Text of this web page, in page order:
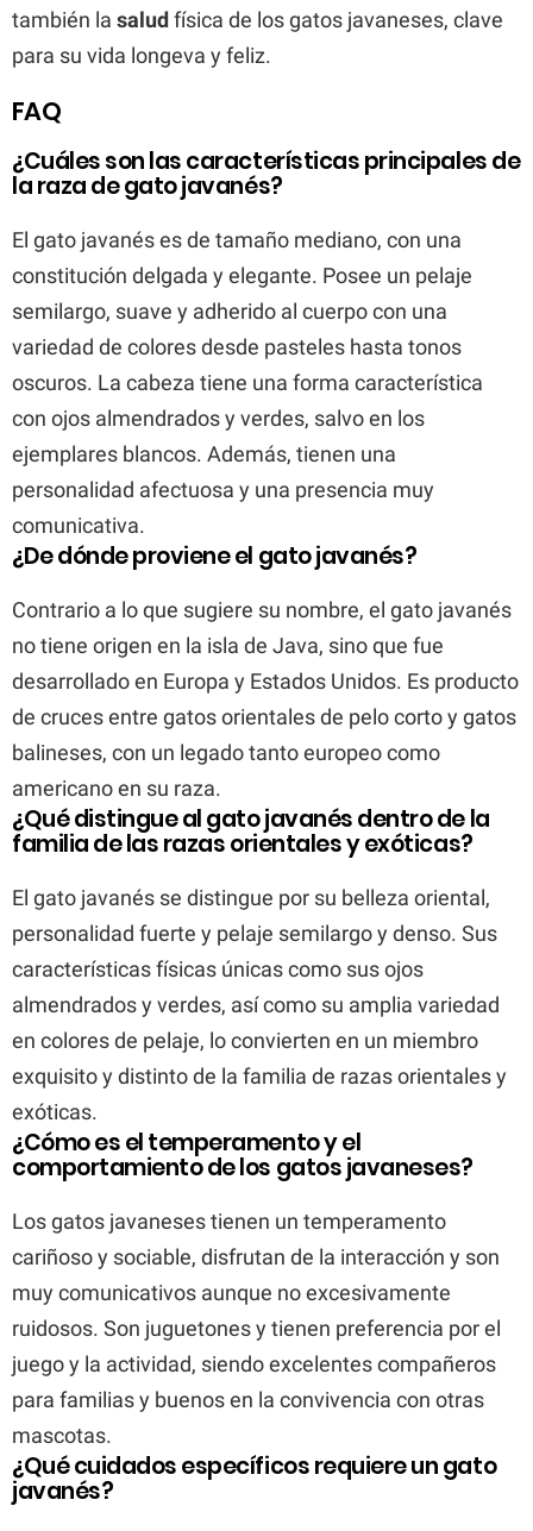
también la salud física de los gatos javaneses, clave
para su vida longeva y feliz.
FAQ
¿Cuáles son las características principales de
la raza de gato javanés?
El gato javanés es de tamaño mediano, con una
constitución delgada y elegante. Posee un pelaje
semilargo, suave y adherido al cuerpo con una
variedad de colores desde pasteles hasta tonos
oscuros. La cabeza tiene una forma característica
con ojos almendrados y verdes, salvo en los
ejemplares blancos. Además, tienen una
personalidad afectuosa y una presencia muy
comunicativa.
¿De dónde proviene el gato javanés?
Contrario a lo que sugiere su nombre, el gato javanés
no tiene origen en la isla de Java, sino que fue
desarrollado en Europa y Estados Unidos. Es producto
de cruces entre gatos orientales de pelo corto y gatos
balineses, con un legado tanto europeo como
americano en su raza.
¿Qué distingue al gato javanés dentro de la
familia de las razas orientales y exóticas?
El gato javanés se distingue por su belleza oriental,
personalidad fuerte y pelaje semilargo y denso. Sus
características físicas únicas como sus ojos
almendrados y verdes, así como su amplia variedad
en colores de pelaje, lo convierten en un miembro
exquisito y distinto de la familia de razas orientales y
exóticas.
¿Cómo es el temperamento y el
comportamiento de los gatos javaneses?
Los gatos javaneses tienen un temperamento
cariñoso y sociable, disfrutan de la interacción y son
muy comunicativos aunque no excesivamente
ruidosos. Son juguetones y tienen preferencia por el
juego y la actividad, siendo excelentes compañeros
para familias y buenos en la convivencia con otras
mascotas.
¿Qué cuidados específicos requiere un gato
javanés?